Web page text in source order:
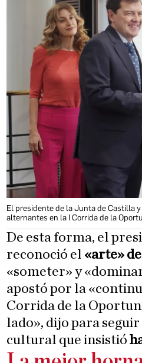
El presidente de la Junta de Castilla
alternantes en la I Corrida de la
De esta forma, el
reconoció el «arte»
«someter» y
apostó por la
Corrida de la
lado», dijo para
cultural que insistió